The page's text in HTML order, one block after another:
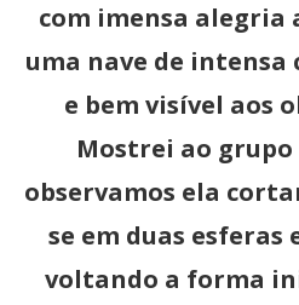
com imensa alegria
uma nave de
e bem visível aos
Mostrei ao
observamos ela
se em duas esferas
voltando a forma